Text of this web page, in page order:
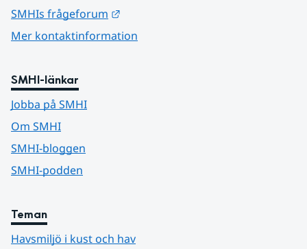
SMHIs frågeforum
Mer kontaktinformation
SMHI-länkar
Jobba på SMHI
Om SMHI
SMHI-bloggen
SMHI-podden
Teman
Havsmiljö i kust och hav